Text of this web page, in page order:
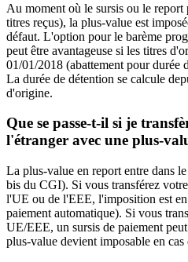
Au moment où le sursis ou le
titres reçus), la plus-value est
défaut. L'option pour le barème
peut être avantageuse si les titres
01/01/2018 (abattement pour durée
La durée de détention se calcule
d'origine.
Que se passe-t-il si je
l'étranger avec une plus-
La plus-value en report entre dans
bis du CGI). Si vous transférez
l'UE ou de l'EEE, l'imposition est
paiement automatique). Si vous
UE/EEE, un sursis de paiement
plus-value devient imposable en